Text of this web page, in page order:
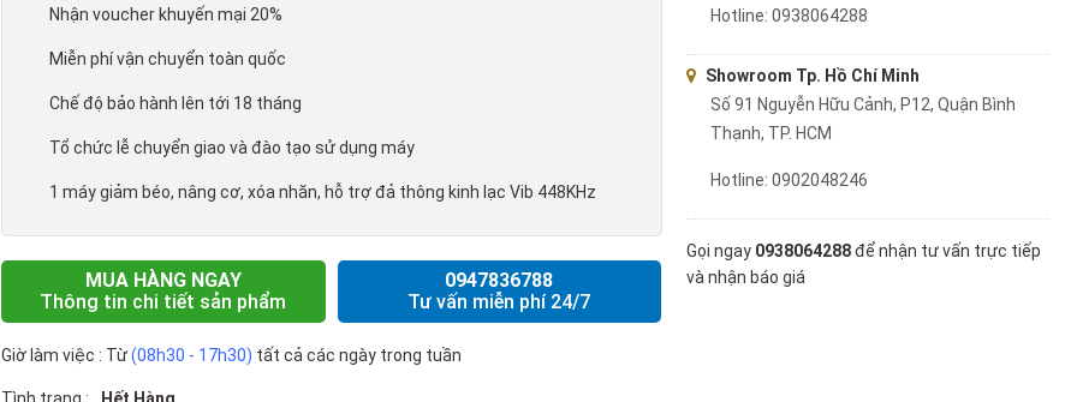
Nhận voucher khuyến mại 20%
Miễn phí vận chuyển toàn quốc
Chế độ bảo hành lên tới 18 tháng
Tổ chức lễ chuyển giao và đào tạo sử dụng máy
1 máy giảm béo, nâng cơ, xóa nhăn, hỗ trợ đả thông kinh lạc Vib 448KHz
MUA HÀNG NGAY
Thông tin chi tiết sản phẩm
0947836788
Tư vấn miễn phí 24/7
Giờ làm việc : Từ(08h30 - 17h30) tất cả các ngày trong tuần
Hotline: 0938064288
Showroom Tp. Hồ Chí Minh
Số 91 Nguyễn Hữu Cảnh, P12, Quận Bình
Thạnh, TP. HCM
Hotline: 0902048246
Gọi ngay 0938064288để nhận tư vấn trực tiếp
và nhận báo giá